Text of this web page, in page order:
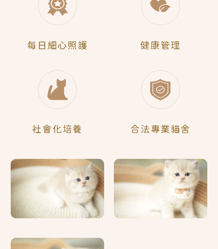
每日 細心照護 健康管理
社會化培養 合法專業貓舍